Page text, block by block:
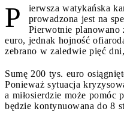
P
ierwsza watykańska
prowadzona jest na
Pierwotnie planowano
euro, jednak hojność
zebrano w zaledwie pięć
Sumę 200 tys. euro
Ponieważ sytuacja
a miłosierdzie może pomóc
będzie kontynuowana do 8